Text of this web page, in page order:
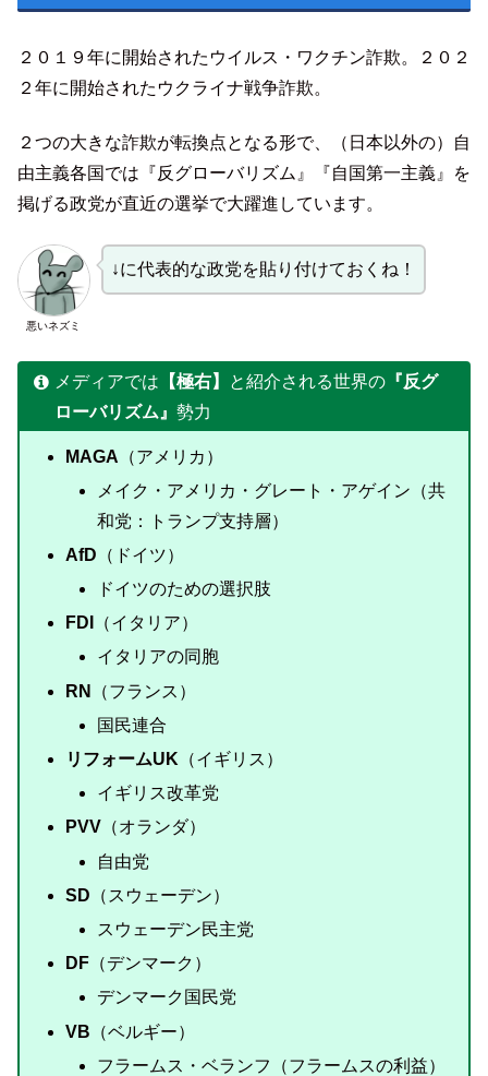
２０１９年に開始されたウイルス・ワクチン詐欺。２０２
２年に開始されたウクライナ戦争詐欺。
２つの大きな詐欺が転換点となる形で、（日本以外の）自
由主義各国では『反グローバリズム』『自国第一主義』を
掲げる政党が直近の選挙で大躍進しています。
悪いネズミ
↓に代表的な政党を貼り付けておくね！
メディアでは 【極右】 と紹介される世界の『反グ
ローバリズム』 勢力
MAGA （アメリカ）
メイク・アメリカ・グレート・アゲイン（共
和党：トランプ支持層）
AfD （ドイツ）
ドイツのための選択肢
FDI
（イタリア）
イタリアの同胞
RN
（フランス）
国民連合
リフォームUK （イギリス）
イギリス改革党
PVV（オランダ）
自由党
SD （スウェーデン）
スウェーデン民主党
DF（デンマーク）
デンマーク国民党
VB （ベルギー）
フラームス・ベランフ（フラームスの利益）